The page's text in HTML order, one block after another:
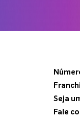
Seja
Fale